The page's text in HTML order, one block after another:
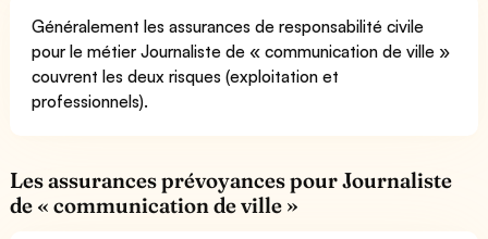
Généralement les assurances de responsabilité civile
pour le métier Journaliste de « communication de ville »
couvrent les deux risques (exploitation et
professionnels).
Les assurances prévoyances pour Journaliste
de « communication de ville »